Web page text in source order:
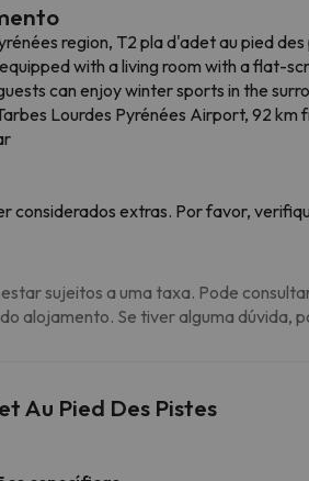
region, T2 pla d'adet au pied
with a living room with a flat-
can enjoy winter sports in the
Lourdes Pyrénées Airport, 92 km
considerados extras. Por favor,
sujeitos a uma taxa. Pode
alojamento. Se tiver alguma dúvida,
Au Pied Des Pistes